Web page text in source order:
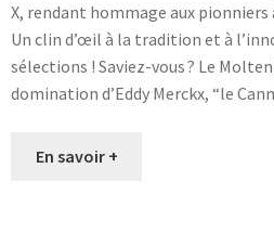
X, rendant hommage aux pionniers
Un clin d’œil à la tradition et à
sélections ! Saviez-vous ? Le
domination d’Eddy Merckx, “le
En savoir +